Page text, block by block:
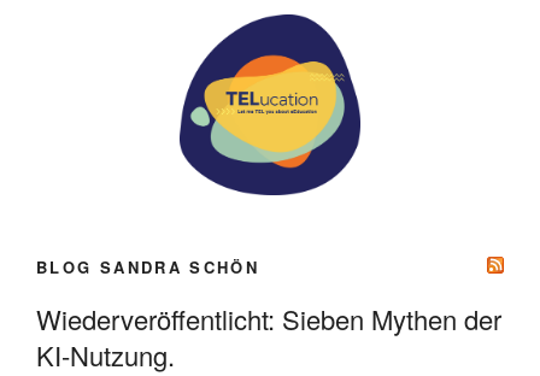
BLOG SANDRA SCHÖN
Wiederveröffentlicht: Sieben Mythen der
KI-Nutzung.